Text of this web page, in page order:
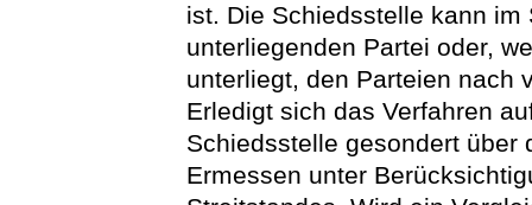
ist. Die Schiedsstelle kann
unterliegenden Partei oder,
unterliegt, den Parteien nach
Erledigt sich das Verfahren
Schiedsstelle gesondert über
Ermessen unter